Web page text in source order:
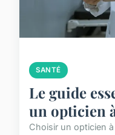
SANTÉ
Le guide
un opticien
Choisir un opticien